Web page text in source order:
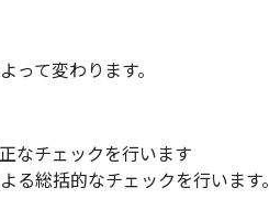
て変わります。
なチェックを行います
総括的なチェックを行います。